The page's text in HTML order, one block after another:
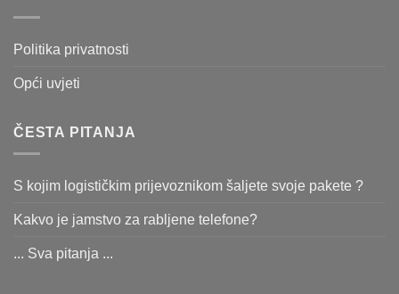
Politika privatnosti
Opći uvjeti
ČESTA PITANJA
S kojim logističkim prijevoznikom šaljete svoje pakete ?
Kakvo je jamstvo za rabljene telefone?
... Sva pitanja ...